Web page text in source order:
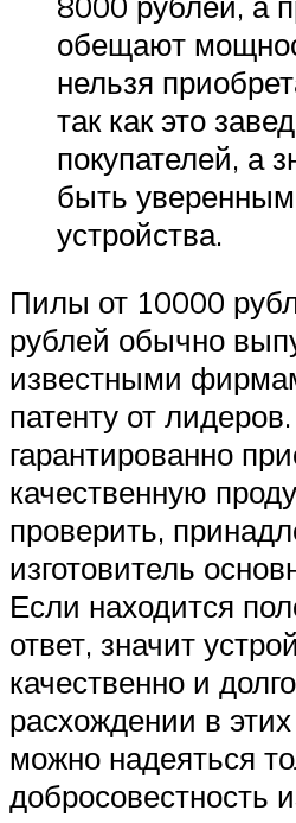
обещают
нельзя
так как это
покупателей, а
быть уверенным
устройства.
Пилы от 10000
рублей обычно
известными
патенту от
гарантированно
качественную
проверить,
изготовитель
Если находится
ответ, значит
качественно и
расхождении в
можно надеяться
добросовестность